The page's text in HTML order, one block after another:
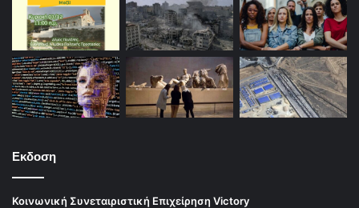
Εκδοση
Κοινωνική Συνεταιριστική Επιχείρηση Victory